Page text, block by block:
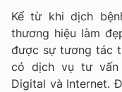
Kể từ khi dịch
thương hiệu làm
được sự tương tác
có dịch vụ tư vấn
Digital và Internet.